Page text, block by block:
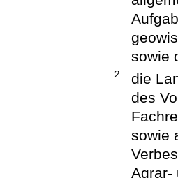
sowie
2.
die
des
sowie
Agrar-